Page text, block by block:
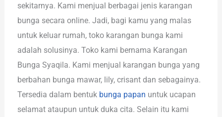
sekitarnya. Kami menjual berbagai jenis karangan
bunga secara online. Jadi, bagi kamu yang malas
untuk keluar rumah, toko karangan bunga kami
adalah solusinya. Toko kami bernama Karangan
Bunga Syaqila. Kami menjual karangan bunga yang
berbahan bunga mawar, lily, crisant dan sebagainya.
Tersedia dalam bentuk bunga papan untuk ucapan
selamat ataupun untuk duka cita. Selain itu kami